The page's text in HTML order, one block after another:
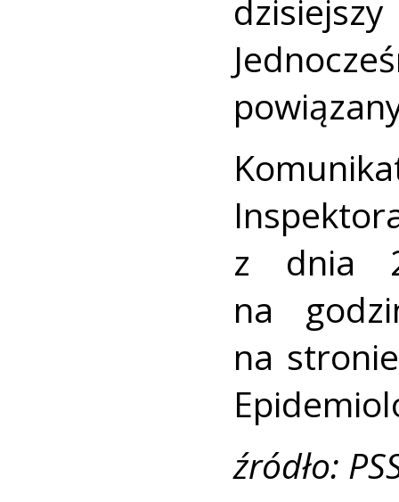
z dnia
na
na
źródło: